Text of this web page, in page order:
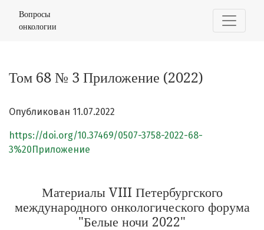
Том 68 № 3 Приложение (2022): Материалы VIII
Вопросы
онкологии
Том 68 № 3 Приложение (2022)
Опубликован 11.07.2022
https://doi.org/10.37469/0507-3758-2022-68-
3%20Приложение
Материалы VIII Петербургского
международного онкологического форума
"Белые ночи 2022"